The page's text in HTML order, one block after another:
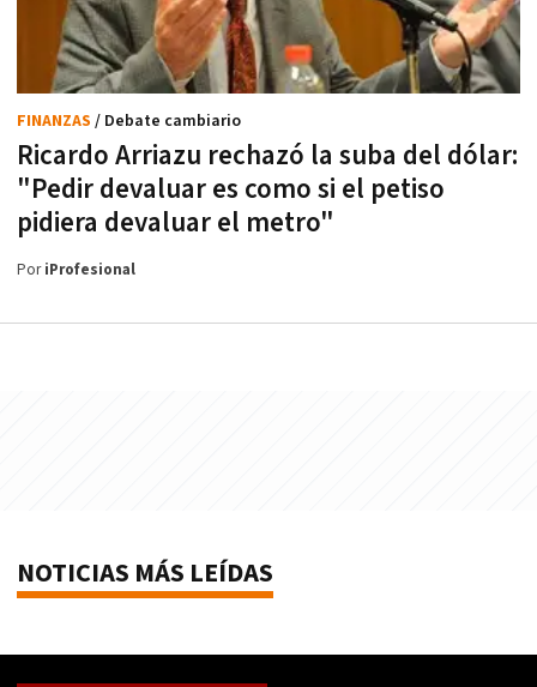
Ricardo Arriazu rechazó la suba del dólar:
"Pedir devaluar es como si el petiso
pidiera devaluar el metro"
FINANZAS / Debate cambiario
PoriProfesional
NOTICIAS MÁS LEÍDAS